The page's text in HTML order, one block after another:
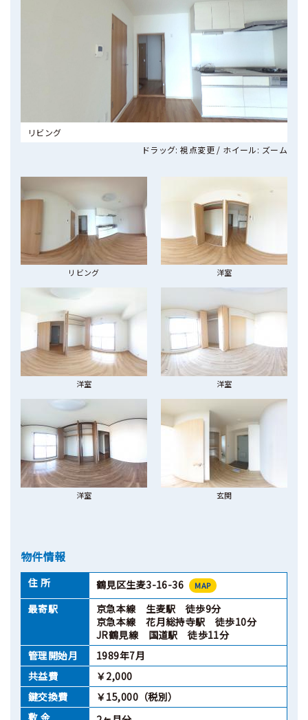
リビング
ドラッグ: 視点変更 / ホイール: ズーム
リビング 洋室
洋室 洋室
洋室 玄関
物件情報
住 所 鶴見区生麦3-16-36 MAP
最寄駅
京急本線 生麦駅 徒歩9分
京急本線 花月総持寺駅 徒歩10分
JR鶴見線 国道駅 徒歩11分
管理開始月
1989年7月
共益費
￥2,000
鍵交換費
￥15,000（税別）
敷 金